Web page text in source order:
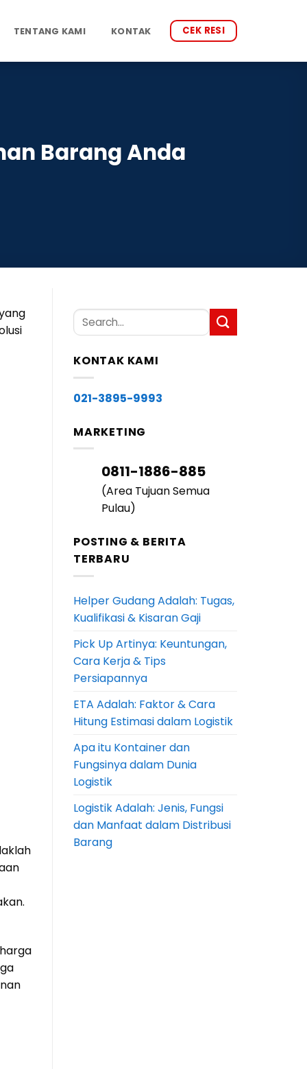
TENTANG KAMI KONTAK CEK RESI
Barang Anda
KONTAK KAMI
021-3895-9993
MARKETING
0811-1886-885
(Area Tujuan Semua
Pulau)
POSTING & BERITA
TERBARU
Helper Gudang Adalah: Tugas,
Kualifikasi & Kisaran Gaji
Pick Up Artinya: Keuntungan,
Cara Kerja & Tips
Persiapannya
ETA Adalah: Faktor & Cara
Hitung Estimasi dalam Logistik
Apa itu Kontainer dan
Fungsinya dalam Dunia
Logistik
Logistik Adalah: Jenis, Fungsi
dan Manfaat dalam Distribusi
Barang